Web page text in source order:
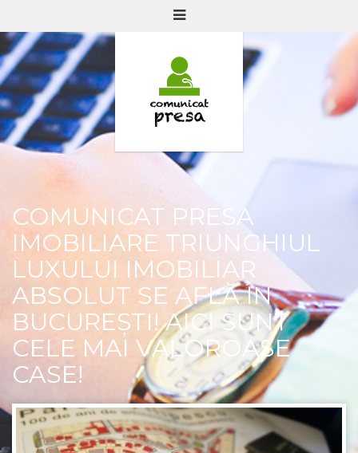
COMUNICAT PRESA
IMOBILIARE TRIUNGHIUL
LUXULUI IMOBILIAR
ABSOLUT SE AFLĂ ÎN
BUCUREȘTI! AICI SUNT
CELE MAI VALOROASE
CASE!